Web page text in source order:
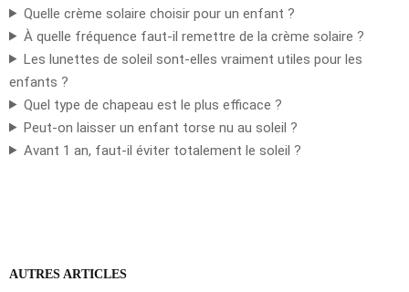
Quelle crème solaire choisir pour un enfant ?
À quelle fréquence faut-il remettre de la crème solaire ?
Les lunettes de soleil sont-elles vraiment utiles pour les
enfants ?
Quel type de chapeau est le plus efficace ?
Peut-on laisser un enfant torse nu au soleil ?
Avant 1 an, faut-il éviter totalement le soleil ?
AUTRES ARTICLES